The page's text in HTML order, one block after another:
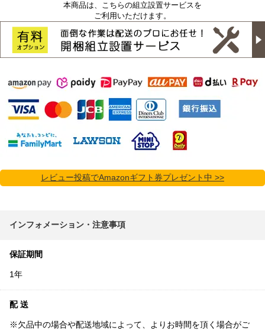
本商品は、こちらの組立設置サービスを
ご利用いただけます。
レビュー投稿でAmazonギフト券プレゼント中 >>
インフォメーション・注意事項
保証期間
1年
配 送
※欠品中の場合や配送地域によって、よりお時間を頂く場合がご